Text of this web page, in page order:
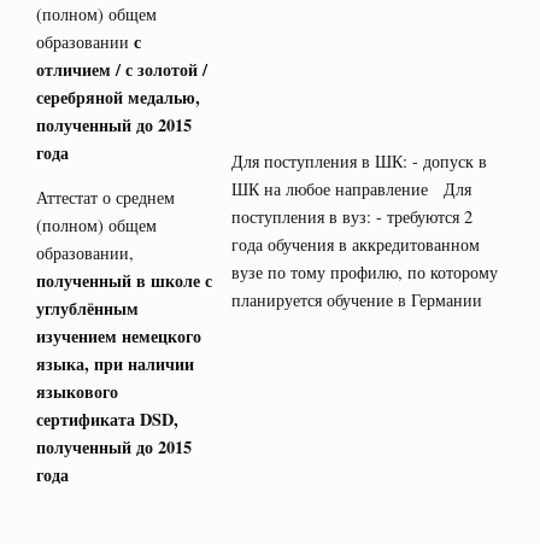
(полном) общем
образовании с
отличием / с золотой /
серебряной медалью,
полученный до 2015
года
Для поступления в ШК: - допуск в
ШК на любое направление Для
поступления в вуз: - требуются 2
года обучения в аккредитованном
вузе по тому профилю, по которому
планируется обучение в Германии
Аттестат о среднем
(полном) общем
образовании,
полученный в школе с
углублённым
изучением немецкого
языка, при наличии
языкового
сертификатаDSD,
полученный до 2015
года